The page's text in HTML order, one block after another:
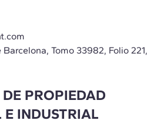
Tomo 33982, Folio 221,
PROPIEDAD
E INDUSTRIAL